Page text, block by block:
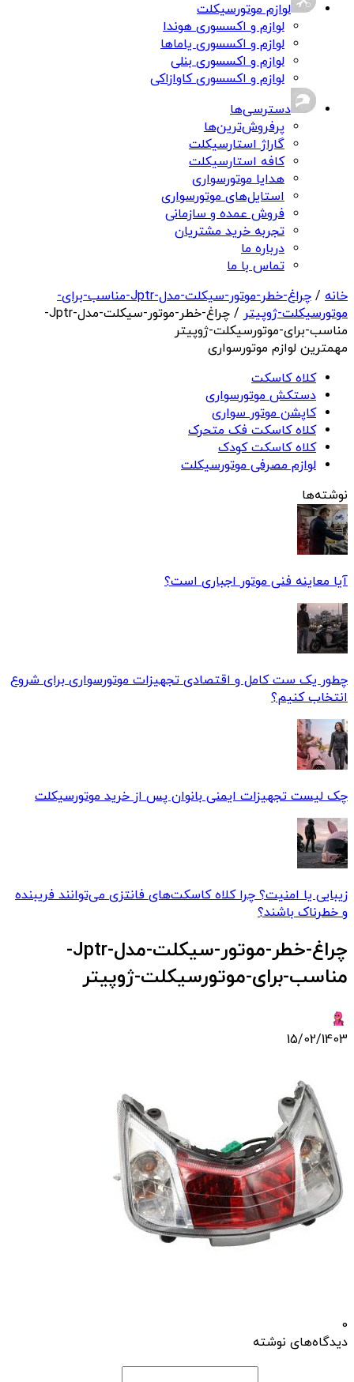
لوازم موتورسیکلت
لوازم و اکسسوری هوندا
لوازم و اکسسوری یاماها
لوازم و اکسسوری بنلی
لوازم و اکسسوری کاوازاکی
دسترسی‌ها
پرفروش‌ترین‌ها
گاراژ استارسیکلت
کافه استارسیکلت
هدایا موتورسواری
استایل‌های موتورسواری
فروش عمده و سازمانی
تجربه خرید مشتریان
درباره ما
تماس با ما
خانه /
چراغ-خطر-موتور-سیکلت-مدل-Jptr-مناسب-برای-
موتورسیکلت-ژوپیتر
/ چراغ-خطر-موتور-سیکلت-مدل-Jptr-
مناسب-برای-موتورسیکلت-ژوپیتر
مهمترین لوازم موتورسواری
کلاه کاسکت
دستکش موتورسواری
کاپشن موتور سواری
کلاه کاسکت فک متحرک
کلاه کاسکت کودک
لوازم مصرفی موتورسیکلت
نوشته‌ها
آیا معاینه فنی موتور اجباری است؟
چطور یک ست کامل و اقتصادی تجهیزات موتورسواری برای شروع
انتخاب کنیم؟
چک لیست تجهیزات ایمنی بانوان پس از خرید موتورسیکلت
زیبایی یا امنیت؟ چرا کلاه‌ کاسکت‌های فانتزی می‌توانند فریبنده
و خطرناک باشند؟
چراغ-خطر-موتور-سیکلت-مدل-Jptr-
مناسب-برای-موتورسیکلت-ژوپیتر
15/02/1403
0
دیدگاه‌های نوشته